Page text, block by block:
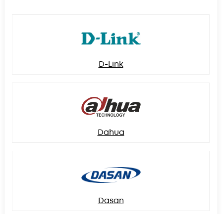
D-Link
Dahua
Dasan